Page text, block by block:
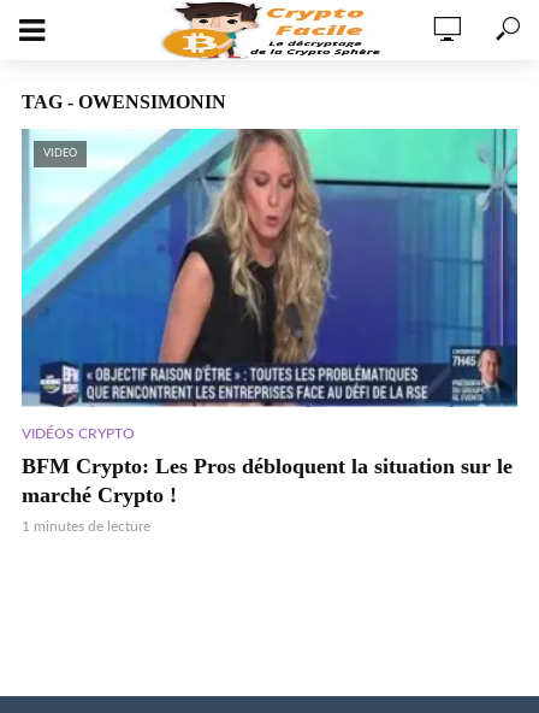
TAG - OWENSIMONIN
VIDEO
VIDÉOS CRYPTO
BFM Crypto: Les Pros débloquent la situation sur le
marché Crypto !
1 minutes de lecture